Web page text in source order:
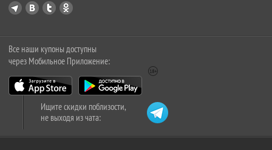
Все наши купоны доступны
через Мобильное Приложение:
Ищите скидки поблизости,
не выходя из чата: